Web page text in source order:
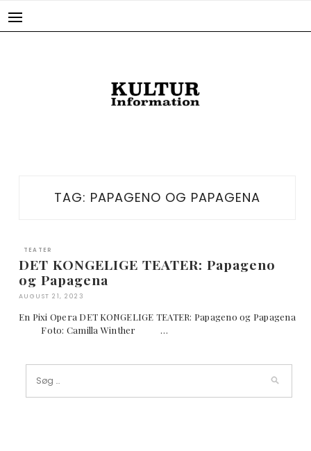
TAG: PAPAGENO OG PAPAGENA
TEATER
DET KONGELIGE TEATER: Papageno
og Papagena
AUGUST 21, 2023
En Pixi Opera DET KONGELIGE TEATER: Papageno og Papagena
Foto: Camilla Winther …